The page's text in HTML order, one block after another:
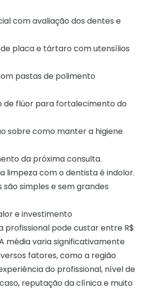
com avaliação dos dentes e
de placa e tártaro com utensílios
pastas de polimento
de flúor para fortalecimento do
sobre como manter a higiene
da próxima consulta.
limpeza com o dentista é indolor.
são simples e sem grandes
e investimento
profissional pode custar entre R$
A média varia significativamente
fatores, como a região
do profissional, nível de
reputação da clínica e muito